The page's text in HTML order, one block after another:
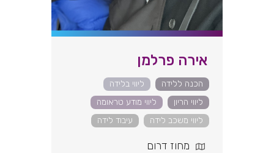
אירה פרלמן
הכנה ללידה
ליווי בלידה
ליווי הריון
ליווי מודע טראומה
ליווי משכב לידה
עיבוד לידה
מחוז דרום